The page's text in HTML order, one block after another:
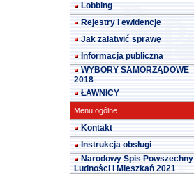
Lobbing
Rejestry i ewidencje
Jak załatwić sprawę
Informacja publiczna
WYBORY SAMORZĄDOWE
2018
ŁAWNICY
Menu ogólne
Kontakt
Instrukcja obsługi
Narodowy Spis Powszechny
Ludności i Mieszkań 2021